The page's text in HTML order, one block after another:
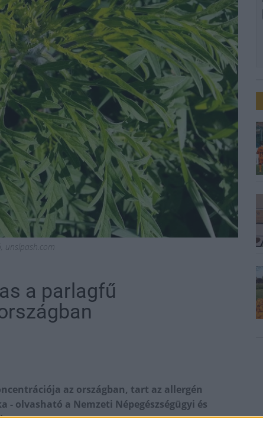
unslpash.com
a parlagfű
az országban, tart az allergén
- olvasható a Nemzeti Népegészségügyi és